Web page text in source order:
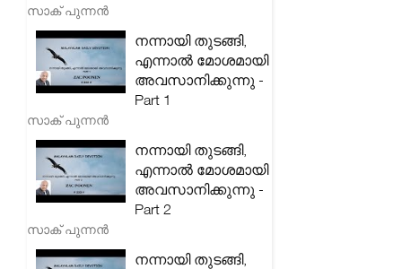
സാക് പുന്നൻ
നന്നായി തുടങ്ങി,
എന്നാൽ മോശമായി
അവസാനിക്കുന്നു -
Part 1
സാക് പുന്നൻ
നന്നായി തുടങ്ങി,
എന്നാൽ മോശമായി
അവസാനിക്കുന്നു -
Part 2
സാക് പുന്നൻ
നന്നായി തുടങ്ങി,